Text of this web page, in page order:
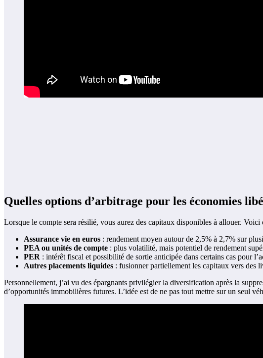
Quelles options d’arbitrage pour les économies
Lorsque le compte sera résilié, vous aurez des capitaux disponibles à allouer.
Assurance vie en euros : rendement moyen autour de 2,5% à 2,7% sur
PEA ou unités de compte : plus volatilité, mais potentiel de rendement
PER : intérêt fiscal et possibilité de sortie anticipée dans certains cas pour
Autres placements liquides : fusionner partiellement les capitaux vers des
Personnellement, j’ai vu des épargnants privilégier la diversification après la
d’opportunités immobilières futures. L’idée est de ne pas tout mettre sur un seul